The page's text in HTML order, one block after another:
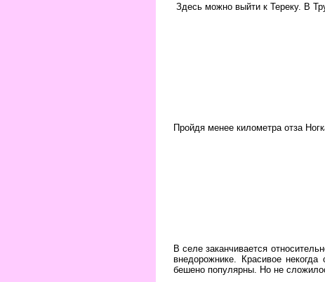
Здесь можно выйти к Тереку. В
Пройдя менее километра отза
В селе заканчивается
внедорожнике. Красивое
бешено популярны. Но не